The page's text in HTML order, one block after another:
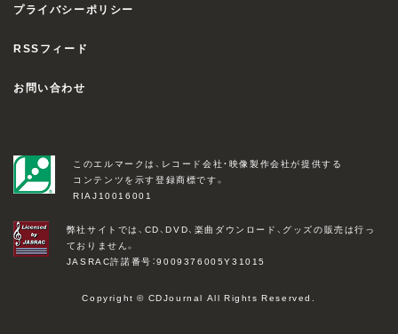
プライバシーポリシー
RSSフィード
お問い合わせ
このエルマークは、レコード会社・映像製作会社が提供する
コンテンツを示す登録商標です。
RIAJ10016001
弊社サイトでは、CD、DVD、楽曲ダウンロード、グッズの販売は行っ
ておりません。
JASRAC許諾番号：9009376005Y31015
Copyright © CDJournal All Rights Reserved.